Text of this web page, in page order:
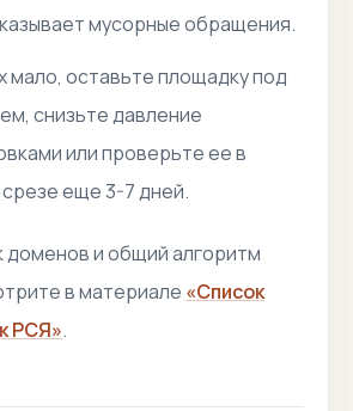
мусорные обращения.
мало, оставьте площадку под
снизьте давление
или проверьте ее в
еще 3-7 дней.
доменов и общий алгоритм
в материале «Список
РСЯ».